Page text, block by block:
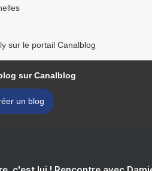
sur le portail Canalblog
sur Canalblog
un blog